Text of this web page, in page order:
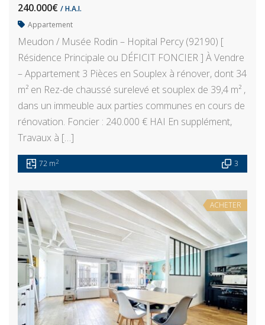
240.000€ / H.A.I.
Appartement
Meudon / Musée Rodin – Hopital Percy (92190) [
Résidence Principale ou DÉFICIT FONCIER ] À Vendre
– Appartement 3 Pièces en Souplex à rénover, dont 34
m² en Rez-de chaussé surelevé et souplex de 39,4 m² ,
dans un immeuble aux parties communes en cours de
rénovation. Foncier : 240.000 € HAI En supplément,
Travaux à […]
72 m2 3
ACHETER